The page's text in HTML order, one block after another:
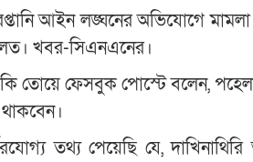
আইন লঙ্ঘনের অভিযোগে
খবর-সিএনএনের।
তোয়ে ফেসবুক পোস্টে বলেন, পহেলা
তথ্য পেয়েছি যে,